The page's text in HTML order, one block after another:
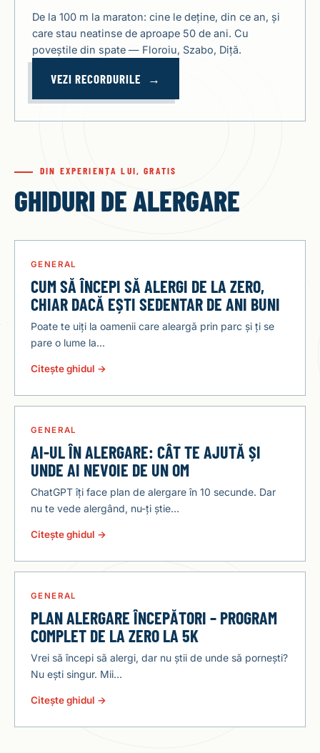
De la 100 m la maraton: cine le deține, din ce an, și
care stau neatinse de aproape 50 de ani. Cu
poveștile din spate — Floroiu, Szabo, Diță.
VEZI RECORDURILE
DIN EXPERIENȚA LUI, GRATIS
GHIDURI DE ALERGARE
GENERAL
CUM SĂ ÎNCEPI SĂ ALERGI DE LA ZERO,
CHIAR DACĂ EȘTI SEDENTAR DE ANI BUNI
Poate te uiți la oamenii care aleargă prin parc și ți se
pare o lume la…
Citește ghidul →
GENERAL
AI-UL ÎN ALERGARE: CÂT TE AJUTĂ ȘI
UNDE AI NEVOIE DE UN OM
ChatGPT îți face plan de alergare în 10 secunde. Dar
nu te vede alergând, nu-ți știe…
Citește ghidul →
GENERAL
PLAN ALERGARE ÎNCEPĂTORI – PROGRAM
COMPLET DE LA ZERO LA 5K
Vrei să începi să alergi, dar nu știi de unde să pornești?
Nu ești singur. Mii…
Citește ghidul →